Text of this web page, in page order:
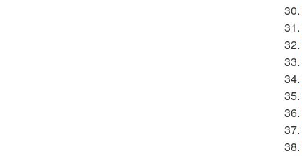
30.
31.
32.
33.
34.
35.
36.
37.
38.